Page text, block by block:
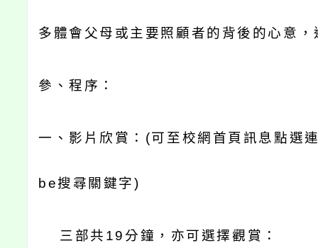
多體會父母或主要照顧者的背後的心意
參、程序：
一、影片欣賞： (可至校網首頁訊息點選
be搜尋關鍵字)
三部共 19分鐘，亦可選擇觀賞：